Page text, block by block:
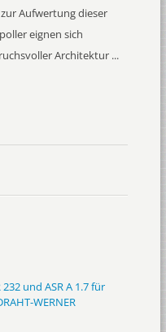
Aufwertung dieser
eignen sich
Architektur ...
und ASR A 1.7 für
WERNER